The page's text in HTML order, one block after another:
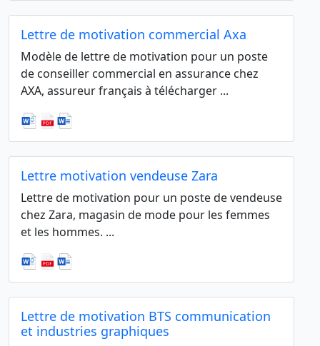
Lettre de motivation commercial Axa
Modèle de lettre de motivation pour un poste
de conseiller commercial en assurance chez
AXA, assureur français à télécharger ...
Lettre motivation vendeuse Zara
Lettre de motivation pour un poste de vendeuse
chez Zara, magasin de mode pour les femmes
et les hommes. ...
Lettre de motivation BTS communication
et industries graphiques